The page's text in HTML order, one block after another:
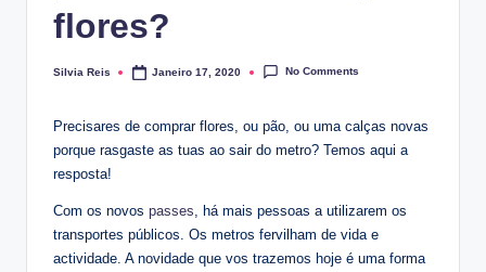
flores?
Posted
Silvia Reis Janeiro 17, 2020 No Comments
Precisares de comprar flores, ou pão, ou uma calças novas
porque rasgaste as tuas ao sair do metro? Temos aqui a
resposta!
Com os novos passes, há mais pessoas a utilizarem os
transportes públicos. Os metros fervilham de vida e
actividade. A novidade que vos trazemos hoje é uma forma